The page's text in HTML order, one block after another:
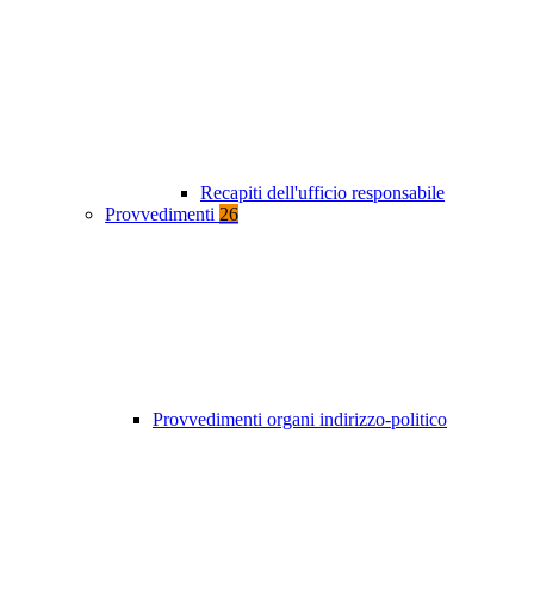
Recapiti dell'ufficio responsabile
Provvedimenti 26
Provvedimenti organi indirizzo-politico